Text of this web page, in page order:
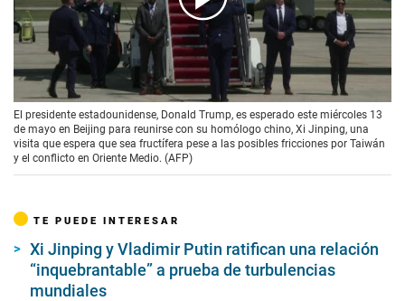
00:00/01:58
El presidente estadounidense, Donald Trump, es esperado este miércoles 13
de mayo en Beijing para reunirse con su homólogo chino, Xi Jinping, una
visita que espera que sea fructífera pese a las posibles fricciones por Taiwán
y el conflicto en Oriente Medio. (AFP)
TE PUEDE INTERESAR
Xi Jinping y Vladimir Putin ratifican una relación
“inquebrantable” a prueba de turbulencias
mundiales